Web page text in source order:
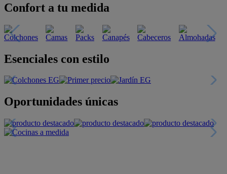
Confort a tu medida
Esenciales con estilo
Oportunidades únicas